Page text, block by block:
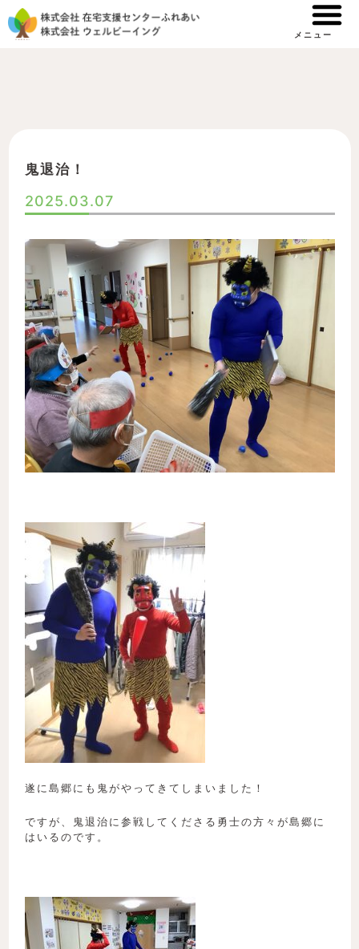
容
メニュー
鬼退治！
2025.03.07
遂に島郷にも鬼がやってきてしまいました！
ですが、鬼退治に参戦してくださる勇士の方々が島郷に
はいるのです。